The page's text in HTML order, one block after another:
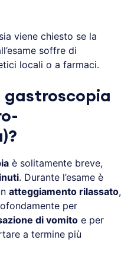
viene chiesto se la
soffre di
locali o a farmaci.
gastroscopia
è solitamente breve,
. Durante l’esame è
atteggiamento rilassato,
per
di vomito e per
a termine più